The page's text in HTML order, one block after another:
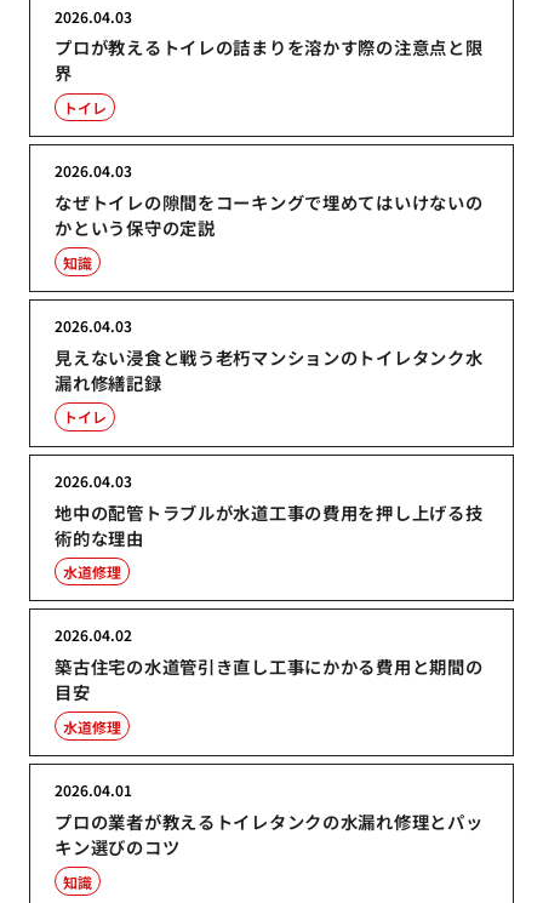
プロが教えるトイレの詰まりを溶かす際の注意点と限
界
2026.04.03
トイレ
なぜトイレの隙間をコーキングで埋めてはいけないの
かという保守の定説
2026.04.03
知識
見えない浸食と戦う老朽マンションのトイレタンク水
漏れ修繕記録
2026.04.03
トイレ
地中の配管トラブルが水道工事の費用を押し上げる技
術的な理由
2026.04.03
水道修理
築古住宅の水道管引き直し工事にかかる費用と期間の
目安
2026.04.02
水道修理
プロの業者が教えるトイレタンクの水漏れ修理とパッ
キン選びのコツ
2026.04.01
知識